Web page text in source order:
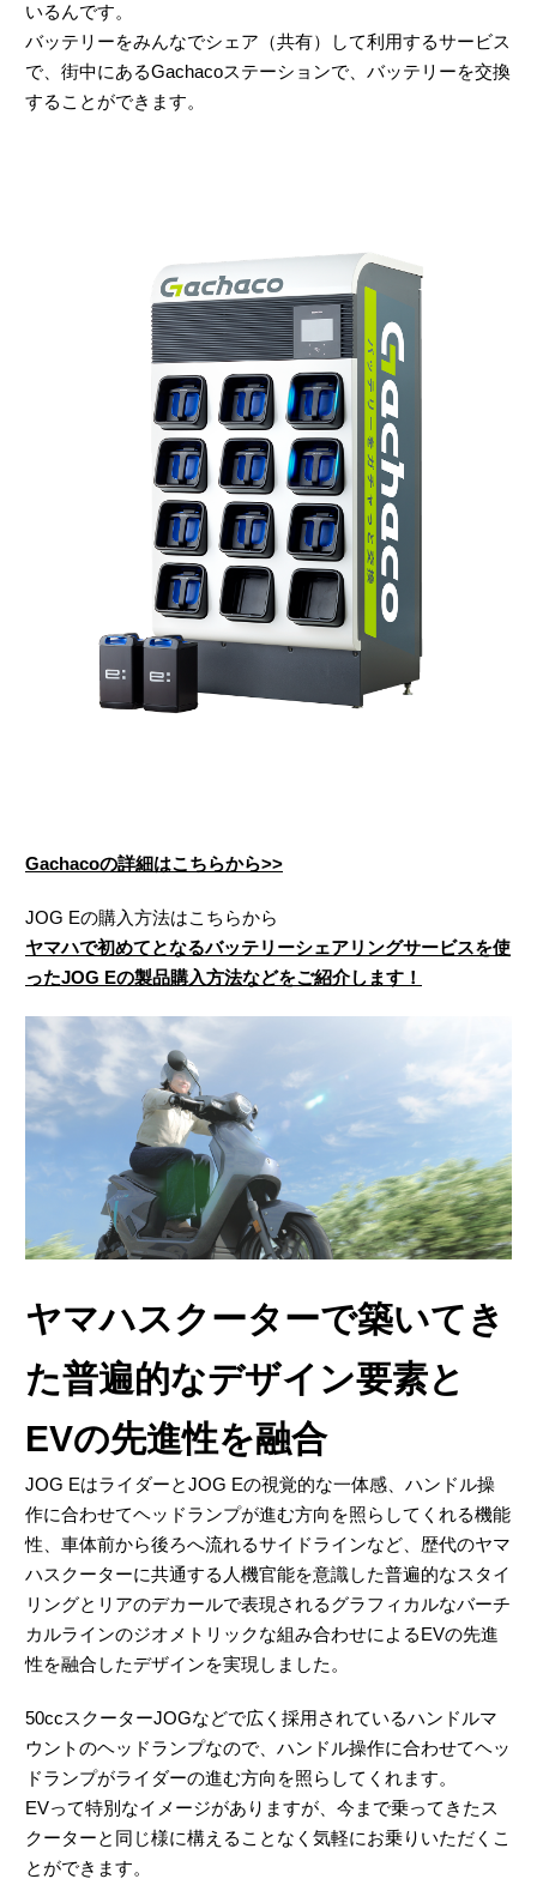
いるんです。
バッテリーをみんなでシェア（共有）して利用するサービス
で、街中にあるGachacoステーションで、バッテリーを交換
することができます。
Gachacoの詳細はこちらから>>
JOG Eの購入方法はこちらから
ヤマハで初めてとなるバッテリーシェアリングサービスを使
ったJOG Eの製品購入方法などをご紹介します！
ヤマハスクーターで築いてき
た普遍的なデザイン要素と
EVの先進性を融合
JOG EはライダーとJOG Eの視覚的な一体感、ハンドル操
作に合わせてヘッドランプが進む方向を照らしてくれる機能
性、車体前から後ろへ流れるサイドラインなど、歴代のヤマ
ハスクーターに共通する人機官能を意識した普遍的なスタイ
リングとリアのデカールで表現されるグラフィカルなバーチ
カルラインのジオメトリックな組み合わせによるEVの先進
性を融合したデザインを実現しました。
50ccスクーターJOGなどで広く採用されているハンドルマ
ウントのヘッドランプなので、ハンドル操作に合わせてヘッ
ドランプがライダーの進む方向を照らしてくれます。
EVって特別なイメージがありますが、今まで乗ってきたス
クーターと同じ様に構えることなく気軽にお乗りいただくこ
とができます。